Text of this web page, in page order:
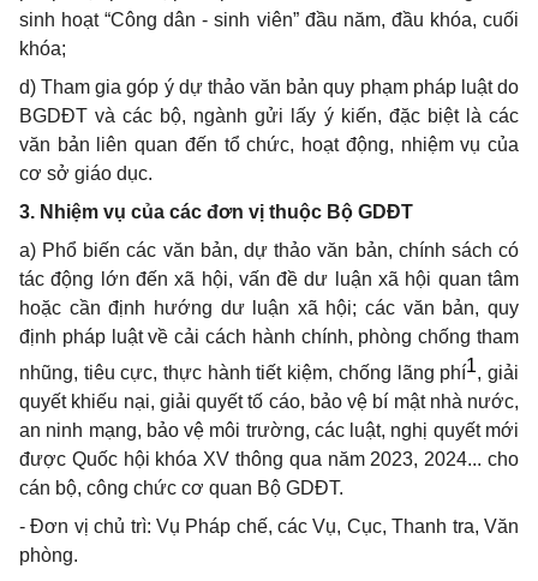
sinh hoạt “Công dân - sinh viên” đầu năm, đầu khóa, cuối
khóa;
d) Tham gia góp ý dự thảo văn bản quy phạm pháp luật do
BGDĐT và các bộ, ngành gửi lấy ý kiến, đặc biệt là các
văn bản liên quan đến tổ chức, hoạt động, nhiệm vụ của
cơ sở giáo dục.
3. Nhiệm vụ của các đơn vị thuộc Bộ GDĐT
a) Phổ biến các văn bản, dự thảo văn bản, chính sách có
tác động lớn đến xã hội, vấn đề dư luận xã hội quan tâm
hoặc cần định hướng dư luận xã hội; các văn bản, quy
định pháp luật về cải cách hành chính, phòng chống tham
nhũng, tiêu cực, thực hành tiết kiệm, chống lãng phí1, giải
quyết khiếu nại, giải quyết tố cáo, bảo vệ bí mật nhà nước,
an ninh mạng, bảo vệ môi trường, các luật, nghị quyết mới
được Quốc hội khóa XV thông qua năm 2023, 2024... cho
cán bộ, công chức cơ quan Bộ GDĐT.
- Đơn vị chủ trì: Vụ Pháp chế, các Vụ, Cục, Thanh tra, Văn
phòng.